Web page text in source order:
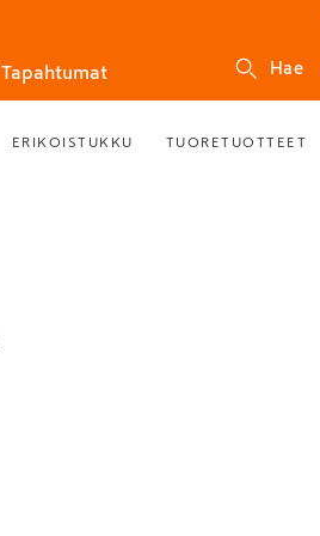
Tapahtumat Hae
ERIKOISTUKKU TUORETUOTTEET